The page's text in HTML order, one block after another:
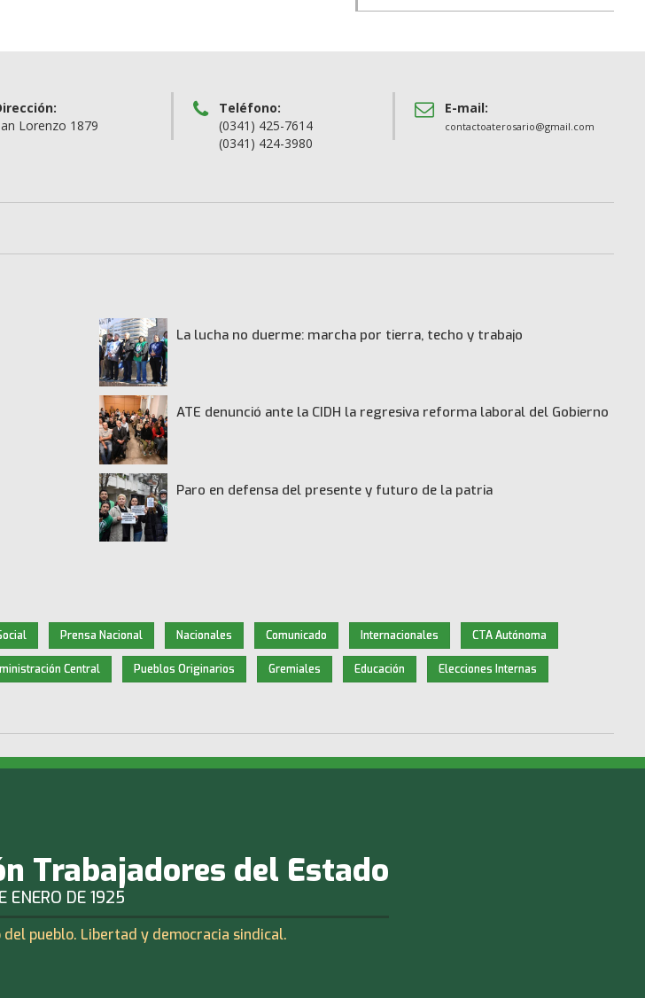
Lorenzo 1879
Teléfono:
(0341) 425-7614
(0341) 424-3980
E-mail:
contactoaterosario@gmail.com
La lucha no duerme: marcha por tierra, techo y trabajo
ATE denunció ante la CIDH la regresiva reforma laboral del Gobierno
Paro en defensa del presente y futuro de la patria
Prensa Nacional Nacionales Comunicado Internacionales CTA Autónoma
Central Pueblos Originarios Gremiales Educación Elecciones Internas
Trabajadores del Estado
ENERO DE 1925
del pueblo. Libertad y democracia sindical.